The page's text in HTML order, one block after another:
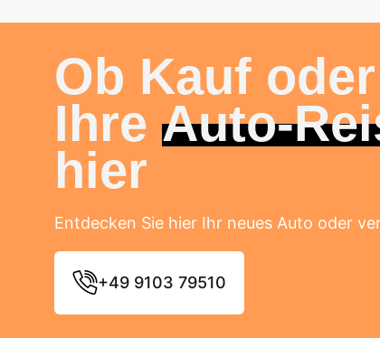
Ob Kauf
Ihre Auto-
hier
Entdecken Sie hier Ihr neues Auto oder
+49 9103 79510